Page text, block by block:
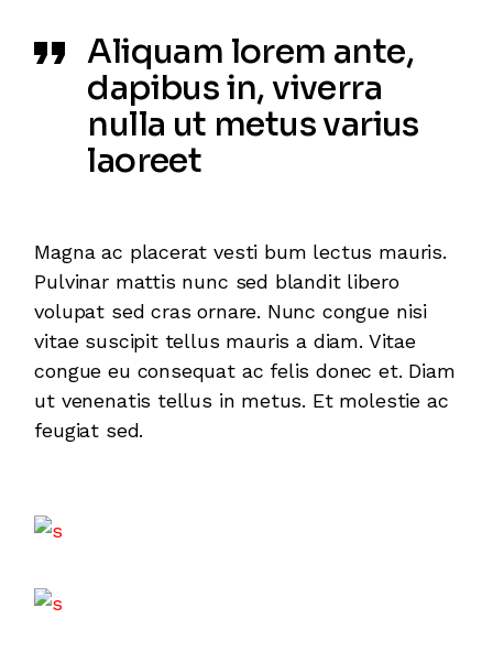
Aliquam lorem ante,
dapibus in, viverra
nulla ut metus varius
laoreet
Magna ac placerat vesti bum lectus mauris.
Pulvinar mattis nunc sed blandit libero
volupat sed cras ornare. Nunc congue nisi
vitae suscipit tellus mauris a diam. Vitae
congue eu consequat ac felis donec et. Diam
ut venenatis tellus in metus. Et molestie ac
feugiat sed.